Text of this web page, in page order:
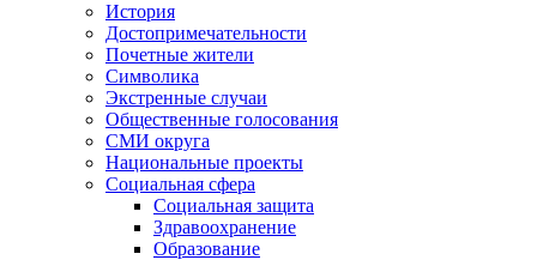
История
Достопримечательности
Почетные жители
Символика
Экстренные случаи
Общественные голосования
СМИ округа
Национальные проекты
Социальная сфера
Социальная защита
Здравоохранение
Образование